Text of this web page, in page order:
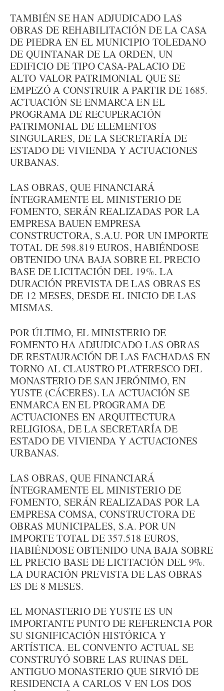
TAMBIÉN SE HAN ADJUDICADO LAS
OBRAS DE REHABILITACIÓN DE LA CASA
DE PIEDRA EN EL MUNICIPIO TOLEDANO
DE QUINTANAR DE LA ORDEN, UN
EDIFICIO DE TIPO CASA-PALACIO DE
ALTO VALOR PATRIMONIAL QUE SE
EMPEZÓ A CONSTRUIR A PARTIR DE 1685.
ACTUACIÓN SE ENMARCA EN EL
PROGRAMA DE RECUPERACIÓN
PATRIMONIAL DE ELEMENTOS
SINGULARES, DE LA SECRETARÍA DE
ESTADO DE VIVIENDA Y ACTUACIONES
URBANAS.
LAS OBRAS, QUE FINANCIARÁ
ÍNTEGRAMENTE EL MINISTERIO DE
FOMENTO, SERÁN REALIZADAS POR LA
EMPRESA BAUEN EMPRESA
CONSTRUCTORA, S.A.U. POR UN IMPORTE
TOTAL DE 598.819 EUROS, HABIÉNDOSE
OBTENIDO UNA BAJA SOBRE EL PRECIO
BASE DE LICITACIÓN DEL 19%. LA
DURACIÓN PREVISTA DE LAS OBRAS ES
DE 12 MESES, DESDE EL INICIO DE LAS
MISMAS.
POR ÚLTIMO, EL MINISTERIO DE
FOMENTO HA ADJUDICADO LAS OBRAS
DE RESTAURACIÓN DE LAS FACHADAS EN
TORNO AL CLAUSTRO PLATERESCO DEL
MONASTERIO DE SAN JERÓNIMO, EN
YUSTE (CÁCERES). LA ACTUACIÓN SE
ENMARCA EN EL PROGRAMA DE
ACTUACIONES EN ARQUITECTURA
RELIGIOSA, DE LA SECRETARÍA DE
ESTADO DE VIVIENDA Y ACTUACIONES
URBANAS.
LAS OBRAS, QUE FINANCIARÁ
ÍNTEGRAMENTE EL MINISTERIO DE
FOMENTO, SERÁN REALIZADAS POR LA
EMPRESA COMSA, CONSTRUCTORA DE
OBRAS MUNICIPALES, S.A. POR UN
IMPORTE TOTAL DE 357.518 EUROS,
HABIÉNDOSE OBTENIDO UNA BAJA SOBRE
EL PRECIO BASE DE LICITACIÓN DEL 9%.
LA DURACIÓN PREVISTA DE LAS OBRAS
ES DE 8 MESES.
EL MONASTERIO DE YUSTE ES UN
IMPORTANTE PUNTO DE REFERENCIA POR
SU SIGNIFICACIÓN HISTÓRICA Y
ARTÍSTICA. EL CONVENTO ACTUAL SE
CONSTRUYÓ SOBRE LAS RUINAS DEL
ANTIGUO MONASTERIO QUE SIRVIÓ DE
RESIDENCIA A CARLOS V EN LOS DOS